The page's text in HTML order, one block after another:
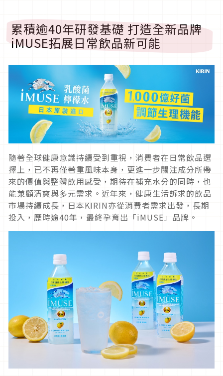
累積逾40年研發基礎 打造全新品牌
iMUSE拓展日常飲品新可能
隨著全球健康意識持續受到重視，消費者在日常飲品選
擇上，已不再僅著重風味本身，更進一步關注成分所帶
來的價值與整體飲用感受，期待在補充水分的同時，也
能兼顧清爽與多元需求。近年來，健康生活訴求的飲品
市場持續成長，日本KIRIN亦從消費者需求出發，長期
投入，歷時逾40年，最終孕育出「iMUSE」品牌。